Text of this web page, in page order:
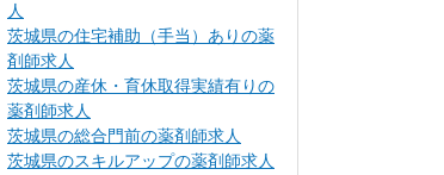
人
茨城県の住宅補助（手当）ありの薬
剤師求人
茨城県の産休・育休取得実績有りの
薬剤師求人
茨城県の総合門前の薬剤師求人
茨城県のスキルアップの薬剤師求人